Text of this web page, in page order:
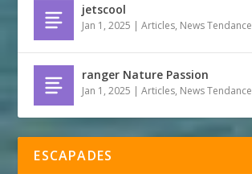
jetscool
Jan 1, 2025 |Articles, News Tendance
ranger Nature Passion
Jan 1, 2025 |Articles, News Tendance
ESCAPADES